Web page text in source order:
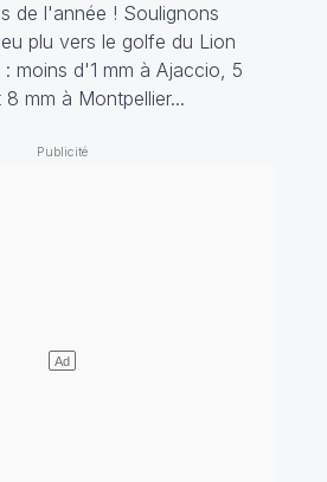
de l'année ! Soulignons
plu vers le golfe du Lion
moins d'1 mm à Ajaccio, 5
mm à Montpellier...